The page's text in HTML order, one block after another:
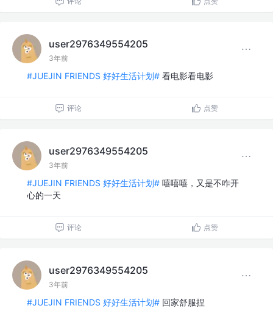
user2976349554205
3年前
#JUEJIN FRIENDS 好好生活计划# 看电影看电影
评论 点赞
user2976349554205
3年前
#JUEJIN FRIENDS 好好生活计划# 嘻嘻嘻，又是不咋开
心的一天
评论 点赞
user2976349554205
3年前
#JUEJIN FRIENDS 好好生活计划# 回家舒服捏